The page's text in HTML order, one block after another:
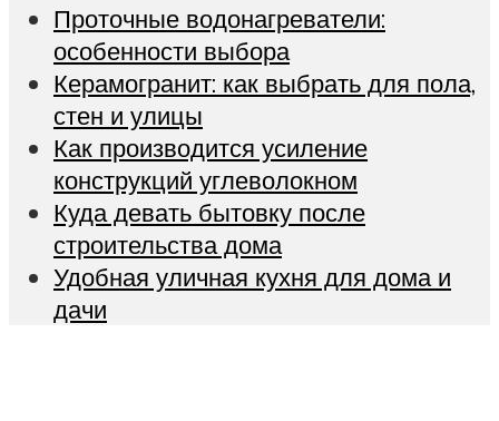
Проточные водонагреватели:
особенности выбора
Керамогранит: как выбрать для пола,
стен и улицы
Как производится усиление
конструкций углеволокном
Куда девать бытовку после
строительства дома
Удобная уличная кухня для дома и
дачи